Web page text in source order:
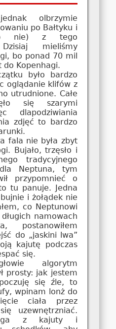
olbrzymie
po Bałtyku i
nie) z tego
mieliśmy
bo ponad 70 mil
do Kopenhagi.
było bardzo
oglądanie klifów z
utrudnione. Całe
się szarymi
dlapodziwiania
zdjęć to bardzo
fala nie była zbyt
Bujało, trzęsło i
tradycyjnego
Neptuna, tym
przypomnieć o
tu panuje. Jedna
i żołądek nie
co Neptunowi
namowach
postanowiłem
do „jaskini lwa”
kajutę podczas
się.
algorytm
prosty: jak jestem
się źle, to
wpinam lonż do
ciała przez
uzewnętrzniać.
z kajuty i